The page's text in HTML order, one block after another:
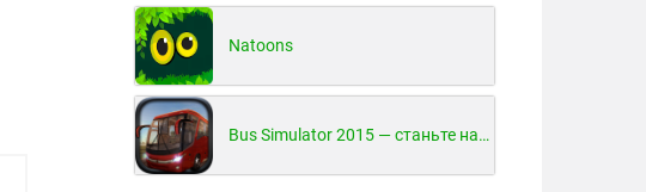
Natoons
Bus Simulator 2015 — станьте настоящим водителем автобуса!